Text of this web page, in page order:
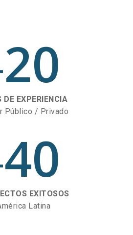
20
DE EXPERIENCIA
Público / Privado
40
EXITOSOS
Latina